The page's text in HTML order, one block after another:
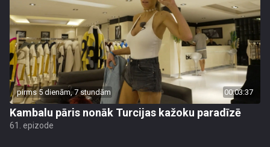
pirms 5 dienām, 7 stundām 00:03:37
Kambalu pāris nonāk Turcijas kažoku paradīzē
61. epizode